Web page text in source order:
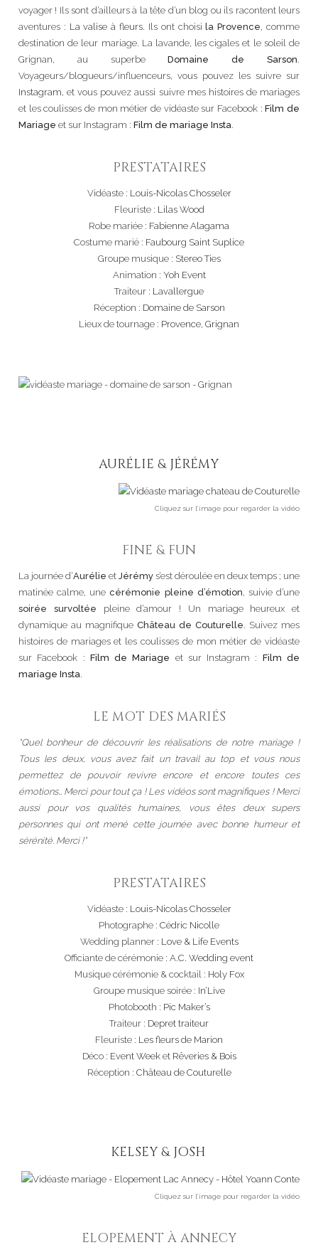
voyager ! Ils sont d’ailleurs à la tête d’un blog ou ils racontent leurs
aventures : La valise à fleurs. Ils ont choisila Provence, comme
destination de leur mariage. La lavande, les cigales et le soleil de
Grignan, au superbeDomaine de Sarson.
Voyageurs/blogueurs/influenceurs, vous pouvez les suivre sur
Instagram, et vous pouvez aussi suivre mes histoires de mariages
et les coulisses de mon métier de vidéaste sur Facebook :Film de
Mariage et sur Instagram : Film de mariage Insta.
PRESTATAIRES
Vidéaste : Louis-Nicolas Chosseler
Fleuriste : Lilas Wood
Robe mariée : Fabienne Alagama
Costume marié : Faubourg Saint Suplice
Groupe musique : Stereo Ties
Animation : Yoh Event
Traiteur : Lavallergue
Réception : Domaine de Sarson
Lieux de tournage : Provence, Grignan
AURÉLIE & JÉRÉMY
Cliquez sur l’image pour regarder la vidéo
FINE & FUN
La journée d’Aurélie et Jérémy s’est déroulée en deux temps ; une
matinée calme, unecérémonie pleine d’émotion, suivie d’une
soirée survoltée pleine d’amour ! Un mariage heureux et
dynamique au magnifique Château de Couturelle. Suivez mes
histoires de mariages et les coulisses de mon métier de vidéaste
sur Facebook : Film de Mariage et sur Instagram : Film de
mariage Insta.
LE MOT DES MARIÉS
“Quel bonheur de découvrir les réalisations de notre mariage !
Tous les deux, vous avez fait un travail au top et vous nous
permettez de pouvoir revivre encore et encore toutes ces
émotions… Merci pour tout ça ! Les vidéos sont magnifiques ! Merci
aussi pour vos qualités humaines, vous êtes deux supers
personnes qui ont mené cette journée avec bonne humeur et
sérénité. Merci !”
PRESTATAIRES
Vidéaste : Louis-Nicolas Chosseler
Photographe : Cédric Nicolle
Wedding planner : Love & Life Events
Officiante de cérémonie : A.C. Wedding event
Musique cérémonie & cocktail : Holy Fox
Groupe musique soirée : In’Live
Photobooth : Pic Maker’s
Traiteur : Depret traiteur
Fleuriste : Les fleurs de Marion
Déco : Event Weeket Rêveries & Bois
Réception : Château de Couturelle
KELSEY & JOSH
Cliquez sur l’image pour regarder la vidéo
ELOPEMENT À ANNECY